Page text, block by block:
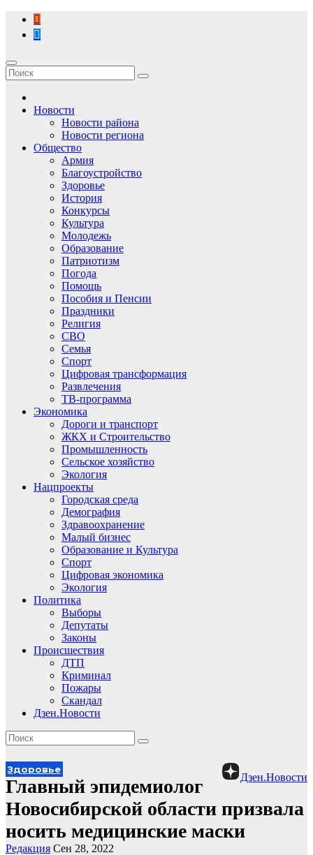
Перейти
содержимому
Новости
Новости района
Новости региона
Общество
Армия
Благоустройство
Здоровье
История
Конкурсы
Культура
Молодежь
Образование
Патриотизм
Погода
Помощь
Пособия и Пенсии
Праздники
Религия
СВО
Семья
Спорт
Цифровая трансформация
Развлечения
ТВ-программа
Экономика
Дороги и транспорт
ЖКХ и Строительство
Промышленность
Сельское хозяйство
Экология
Нацпроекты
Городская среда
Демография
Здравоохранение
Малый бизнес
Образование и Культура
Спорт
Цифровая экономика
Экология
Политика
Выборы
Депутаты
Законы
Происшествия
ДТП
Криминал
Пожары
Скандал
Дзен.Новости
Дзен.Новости
Здоровье
Главный эпидемиолог
Новосибирской области призвала
носить медицинские маски
Редакция Сен 28, 2022